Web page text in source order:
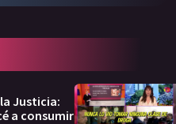
Justicia:
a consumir